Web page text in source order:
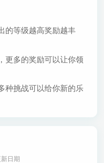
的等级越高奖励越丰
更多的奖励可以让你领
种挑战可以给你新的乐
日期